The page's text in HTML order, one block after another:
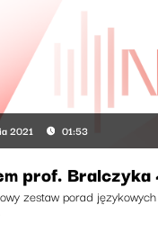
2021 01:53
prof. Bralczyka
zestaw porad